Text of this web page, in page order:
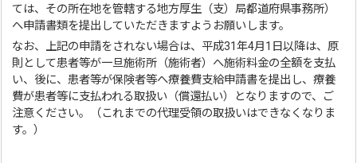
ては、その所在地を管轄する地方厚生（支）局都道府県事務所）
へ申請書類を提出していただきますようお願いします。
なお、上記の申請をされない場合は、平成31年4月1日以降は、原
則として患者等が一旦施術所（施術者）へ施術料金の全額を支払
い、後に、患者等が保険者等へ療養費支給申請書を提出し、療養
費が患者等に支払われる取扱い（償還払い）となりますので、ご
注意ください。（これまでの代理受領の取扱いはできなくなりま
す。）